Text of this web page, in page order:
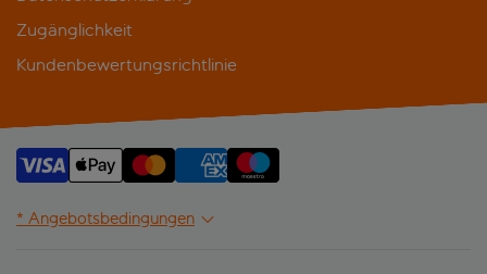
Zugänglichkeit
Kundenbewertungsrichtlinie
* Angebotsbedingungen